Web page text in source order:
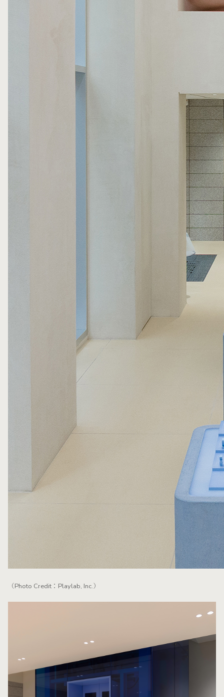
（Photo Credit：Playlab, Inc.）